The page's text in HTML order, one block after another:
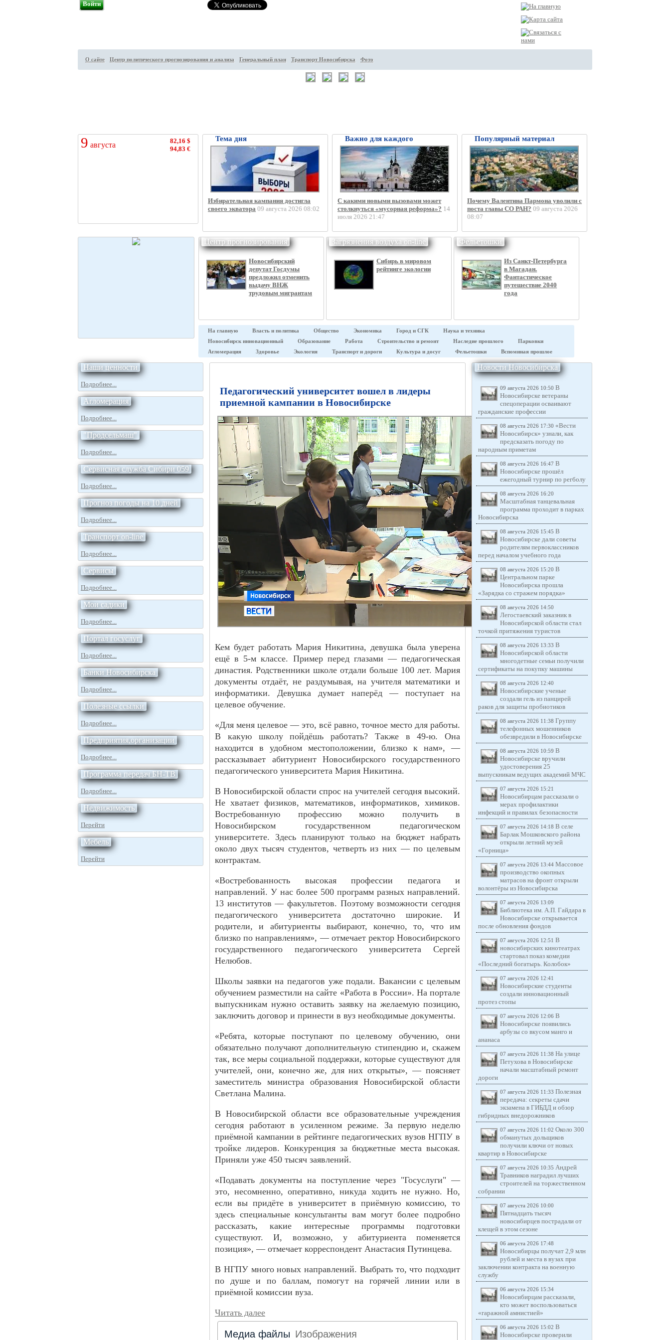
Войти
О сайте Центр политического прогнозирования и анализа Генеральный план Транспорт Новосибирска Фото
9 августа
82,16 $
94,83 €
Тема дня
Избирательная кампания достигла
своего экватора 09 августа 2026 08:02
Важно для каждого
С какими новыми вызовами может
столкнуться «мусорная реформа»? 14
июля 2026 21:47
Популярный материал
Почему Валентина Пармона уволили с
поста главы СО РАН? 09 августа 2026
08:07
Центр прогнозирования
Новосибирский
депутат Госдумы
предложил отменить
выдачу ВНЖ
трудовым мигрантам
Загрязнения воздуха on-line
Сибирь в мировом
рейтинге экологии
Фельетошки
Из Санкт-Петербурга
в Магадан.
Фантастическое
путешествие 2040
года
На главную Власть и политика Общество Экономика Город и СГК
Наука и техника
Новосибирск инновационный
Образование Работа Строительство и ремонт Наследие прошлого
Парковки
Агломерация
Здоровье Экология Транспорт и дороги Культура и досуг Фельетошки Вспоминая прошлое
Наши ценности
Подробнее...
Агломерация
Подробнее...
"Продсельмаш"
Подробнее...
Сервисная служба Сибири 059
Подробнее...
Прогноз погоды на 10 дней
Подробнее...
Транспорт on-line
Подробнее...
Сервисы
Подробнее...
Мои садики
Подробнее...
Портал госуслуг
Подробнее...
Банки Новосибирска
Подробнее...
Полезные ссылки
Подробнее...
Предприятия,организации
Подробнее...
Программа передач БН-ТВ
Подробнее...
Недвижимость
Перейти
Мебель
Перейти
Педагогический университет вошел в лидеры
приемной кампании в Новосибирске
Кем будет работать Мария Никитина, девушка была уверена
ещё в 5-м классе. Пример перед глазами — педагогическая
династия. Родственники школе отдали больше 100 лет. Мария
документы отдаёт, не раздумывая, на учителя математики и
информатики. Девушка думает наперёд — поступает на
целевое обучение.
«Для меня целевое — это, всё равно, точное место для работы.
В какую школу пойдёшь работать? Также в 49-ю. Она
находится в удобном местоположении, близко к нам», —
рассказывает абитуриент Новосибирского государственного
педагогического университета Мария Никитина.
В Новосибирской области спрос на учителей сегодня высокий.
Не хватает физиков, математиков, информатиков, химиков.
Востребованную профессию можно получить в
Новосибирском государственном педагогическом
университете. Здесь планируют только на бюджет набрать
около двух тысяч студентов, четверть из них — по целевым
контрактам.
«Востребованность высокая профессии педагога и
направлений. У нас более 500 программ разных направлений.
13 институтов — факультетов. Поэтому возможности сегодня
педагогического университета достаточно широкие. И
родители, и абитуриенты выбирают, конечно, то, что им
близко по направлениям», — отмечает ректор Новосибирского
государственного педагогического университета Сергей
Нелюбов.
Школы заявки на педагогов уже подали. Вакансии с целевым
обучением разместили на сайте «Работа в России». На портале
выпускникам нужно оставить заявку на желаемую позицию,
заключить договор и принести в вуз необходимые документы.
«Ребята, которые поступают по целевому обучению, они
обязательно получают дополнительную стипендию и, скажем
так, все меры социальной поддержки, которые существуют для
учителей, они, конечно же, для них открыты», — поясняет
заместитель министра образования Новосибирской области
Светлана Малина.
В Новосибирской области все образовательные учреждения
сегодня работают в усиленном режиме. За первую неделю
приёмной кампании в рейтинге педагогических вузов НГПУ в
тройке лидеров. Конкуренция за бюджетные места высокая.
Приняли уже 450 тысяч заявлений.
«Подавать документы на поступление через "Госуслуги" —
это, несомненно, оперативно, никуда ходить не нужно. Но,
если вы придёте в университет в приёмную комиссию, то
здесь специальные консультанты вам могут более подробно
рассказать, какие интересные программы подготовки
существуют. И, возможно, у абитуриента поменяется
позиция», — отмечает корреспондент Анастасия Путинцева.
В НГПУ много новых направлений. Выбрать то, что подходит
по душе и по баллам, помогут на горячей линии или в
приёмной комиссии вуза.
Читать далее
Медиа файлы Изображения
Новости Новосибирска
09 августа 2026 10:50 В
Новосибирске ветераны
спецоперации осваивают
гражданские профессии
08 августа 2026 17:30 «Вести
Новосибирск» узнали, как
предсказать погоду по
народным приметам
08 августа 2026 16:47 В
Новосибирске прошёл
ежегодный турнир по регболу
08 августа 2026 16:20
Масштабная танцевальная
программа проходит в парках
Новосибирска
08 августа 2026 15:45 В
Новосибирске дали советы
родителям первоклассников
перед началом учебного года
08 августа 2026 15:20 В
Центральном парке
Новосибирска прошла
«Зарядка со стражем порядка»
08 августа 2026 14:50
Легостаевский заказник в
Новосибирской области стал
точкой притяжения туристов
08 августа 2026 13:33 В
Новосибирской области
многодетные семьи получили
сертификаты на покупку машины
08 августа 2026 12:40
Новосибирские ученые
создали гель из панцирей
раков для защиты пробиотиков
08 августа 2026 11:38 Группу
телефонных мошенников
обезвредили в Новосибирске
08 августа 2026 10:59 В
Новосибирске вручили
удостоверения 25
выпускникам ведущих академий МЧС
07 августа 2026 15:21
Новосибирцам рассказали о
мерах профилактики
инфекций и правилах безопасности
07 августа 2026 14:18 В селе
Барлак Мошковского района
открыли летний музей
«Горница»
07 августа 2026 13:44 Массовое
производство окопных
матрасов на фронт открыли
волонтёры из Новосибирска
07 августа 2026 13:09
Библиотека им. А.П. Гайдара в
Новосибирске открывается
после обновления фондов
07 августа 2026 12:51 В
новосибирских кинотеатрах
стартовал показ комедии
«Последний богатырь. Колобок»
07 августа 2026 12:41
Новосибирские студенты
создали инновационный
протез стопы
07 августа 2026 12:06 В
Новосибирске появились
арбузы со вкусом манго и
ананаса
07 августа 2026 11:38 На улице
Петухова в Новосибирске
начали масштабный ремонт
дороги
07 августа 2026 11:33 Полезная
передача: секреты сдачи
экзамена в ГИБДД и обзор
гибридных внедорожников
07 августа 2026 11:02 Около 300
обманутых дольщиков
получили ключи от новых
квартир в Новосибирске
07 августа 2026 10:35 Андрей
Травников наградил лучших
строителей на торжественном
собрании
07 августа 2026 10:00
Пятнадцать тысяч
новосибирцев пострадали от
клещей в этом сезоне
06 августа 2026 17:48
Новосибирцы получат 2,9 млн
рублей и места в вузах при
заключении контракта на военную
службу
06 августа 2026 15:34
Новосибирцам рассказали,
кто может воспользоваться
«гаражной амнистией»
06 августа 2026 15:02 В
Новосибирске проверили